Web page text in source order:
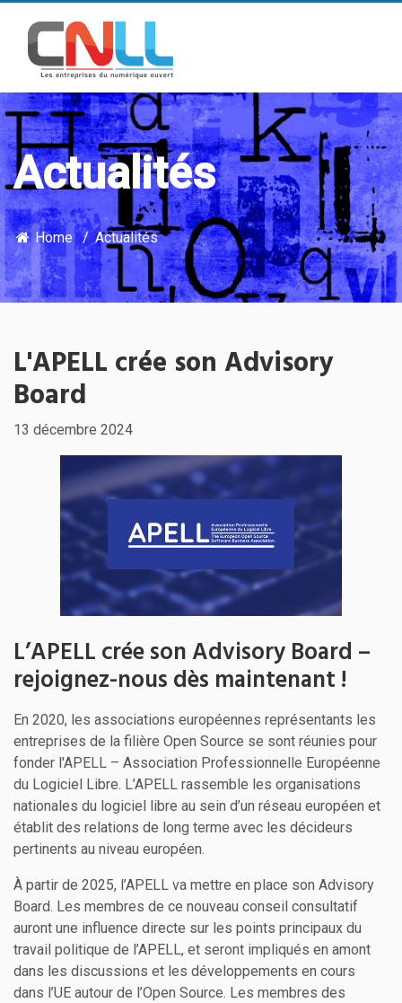
Actualités
Home Actualités
L'APELL crée son Advisory
Board
13 décembre 2024
L’APELL crée son Advisory Board –
rejoignez-nous dès maintenant !
En 2020, les associations européennes représentants les
entreprises de la filière Open Source se sont réunies pour
fonder l'APELL – Association Professionnelle Européenne
du Logiciel Libre. L’APELL rassemble les organisations
nationales du logiciel libre au sein d’un réseau européen et
établit des relations de long terme avec les décideurs
pertinents au niveau européen.
À partir de 2025, l’APELL va mettre en place son Advisory
Board. Les membres de ce nouveau conseil consultatif
auront une influence directe sur les points principaux du
travail politique de l’APELL, et seront impliqués en amont
dans les discussions et les développements en cours
dans l’UE autour de l’Open Source. Les membres des